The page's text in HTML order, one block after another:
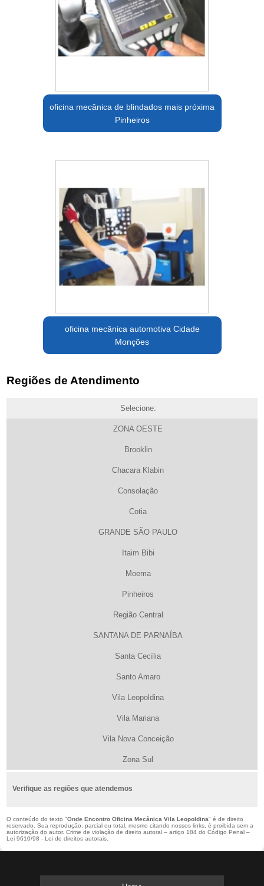
oficina mecânica de blindados mais próxima
Pinheiros
oficina mecânica automotiva Cidade
Monções
Regiões de Atendimento
Selecione:
ZONA OESTE
Brooklin
Chacara Klabin
Consolação
Cotia
GRANDE SÃO PAULO
Itaim Bibi
Moema
Pinheiros
Região Central
SANTANA DE PARNAÍBA
Santa Cecília
Santo Amaro
Vila Leopoldina
Vila Mariana
Vila Nova Conceição
Zona Sul
Verifique as regiões que atendemos
O conteúdo do texto "Onde Encontro Oficina Mecânica Vila Leopoldina" é de direito
reservado. Sua reprodução, parcial ou total, mesmo citando nossos links, é proibida sem a
autorização do autor. Crime de violação de direito autoral – artigo 184 do Código Penal –
Lei 9610/98 - Lei de direitos autorais